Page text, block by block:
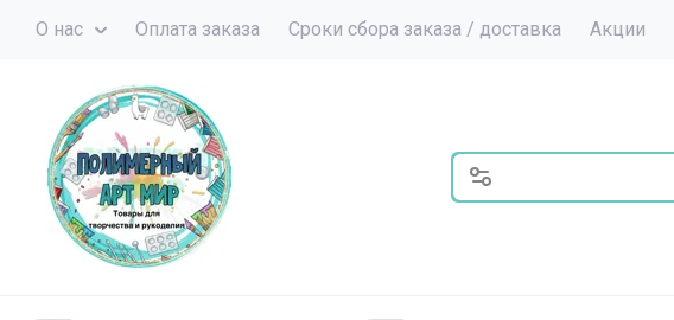
О нас Оплата заказа Сроки сбора заказа / доставка Акции